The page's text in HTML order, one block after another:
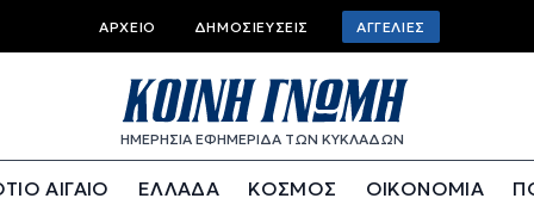
Top
bar
menu
ΑΡΧΕΊΟ ΔΗΜΟΣΙΕΎΣΕΙΣ ΑΓΓΕΛΊΕΣ
ΗΜΕΡΗΣΙΑ ΕΦΗΜΕΡΙΔΑ ΤΩΝ ΚΥΚΛΑΔΩΝ
ΑΙΓΑΙΟ ΕΛΛΑΔΑ ΚΟΣΜΟΣ ΟΙΚΟΝΟΜΙΑ